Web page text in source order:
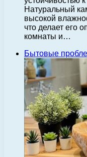
Натуральный
высокой
что делает его
комнаты и…
Бытовые